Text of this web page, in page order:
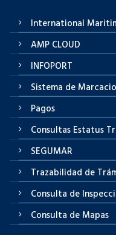
International
AMP CLOUD
INFOPORT
Sistema de
Pagos
Consultas Estatus
SEGUMAR
Trazabilidad de
Consulta de
Consulta de Mapas